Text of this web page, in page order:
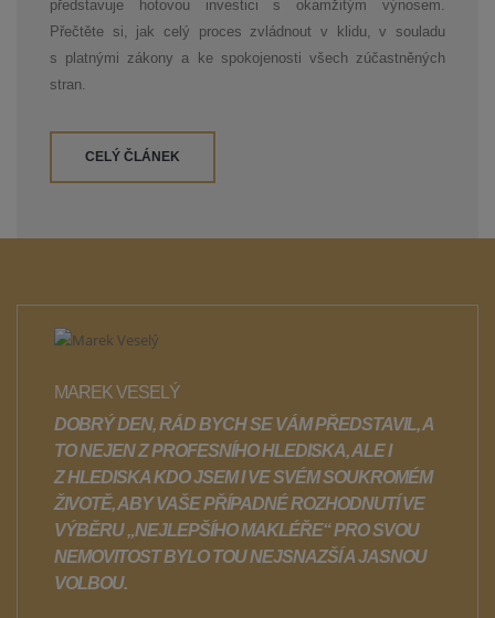
představuje hotovou investici s okamžitým výnosem.
Přečtěte si, jak celý proces zvládnout v klidu, v souladu
s platnými zákony a ke spokojenosti všech zúčastněných
stran.
CELÝ ČLÁNEK
MAREK VESELÝ
DOBRÝ DEN, RÁD BYCH SE VÁM PŘEDSTAVIL, A
TO NEJEN Z PROFESNÍHO HLEDISKA, ALE I
Z HLEDISKA KDO JSEM I VE SVÉM SOUKROMÉM
ŽIVOTĚ, ABY VAŠE PŘÍPADNÉ ROZHODNUTÍ VE
VÝBĚRU „NEJLEPŠÍHO MAKLÉŘE“PRO SVOU
NEMOVITOST BYLO TOU NEJSNAZŠÍ A JASNOU
VOLBOU.